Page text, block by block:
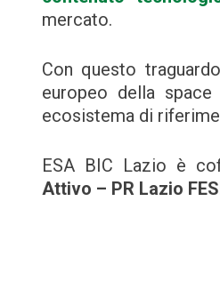
mercato.
Con questo
europeo della
ecosistema di
ESA BIC Lazio è
Attivo – PR Lazio